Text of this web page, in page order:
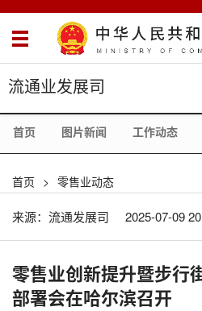
流通业发展司
首页 图片新闻 工作动态
首页 > 零售业动态
来源：流通发展司 2025-07-09
零售业创新提升暨步行
部署会在哈尔滨召开